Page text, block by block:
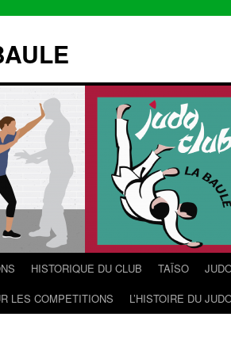
HISTORIQUE DU CLUB TAÏSO
LES COMPETITIONS L’HISTOIRE DU